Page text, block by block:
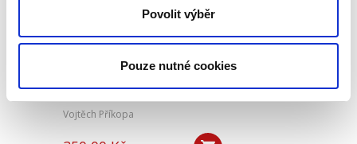
Povolit výběr
Pouze nutné cookies
Vojtěch Příkopa